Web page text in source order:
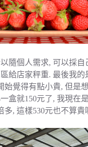
隨個人需求, 可以採自
給店家秤重. 最後我的
始覺得有點小貴, 但是
盒就150元了, 我現在
多, 這樣530元也不算貴